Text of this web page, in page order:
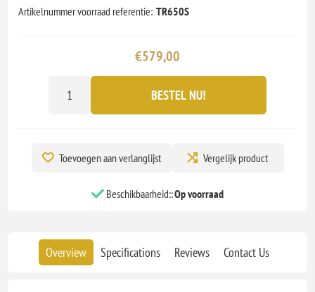
Artikelnummer voorraad referentie: TR650S
€579,00
BESTEL NU!
Toevoegen aan verlanglijst Vergelijk product
Beschikbaarheid::Op voorraad
Overview Specifications Reviews Contact Us